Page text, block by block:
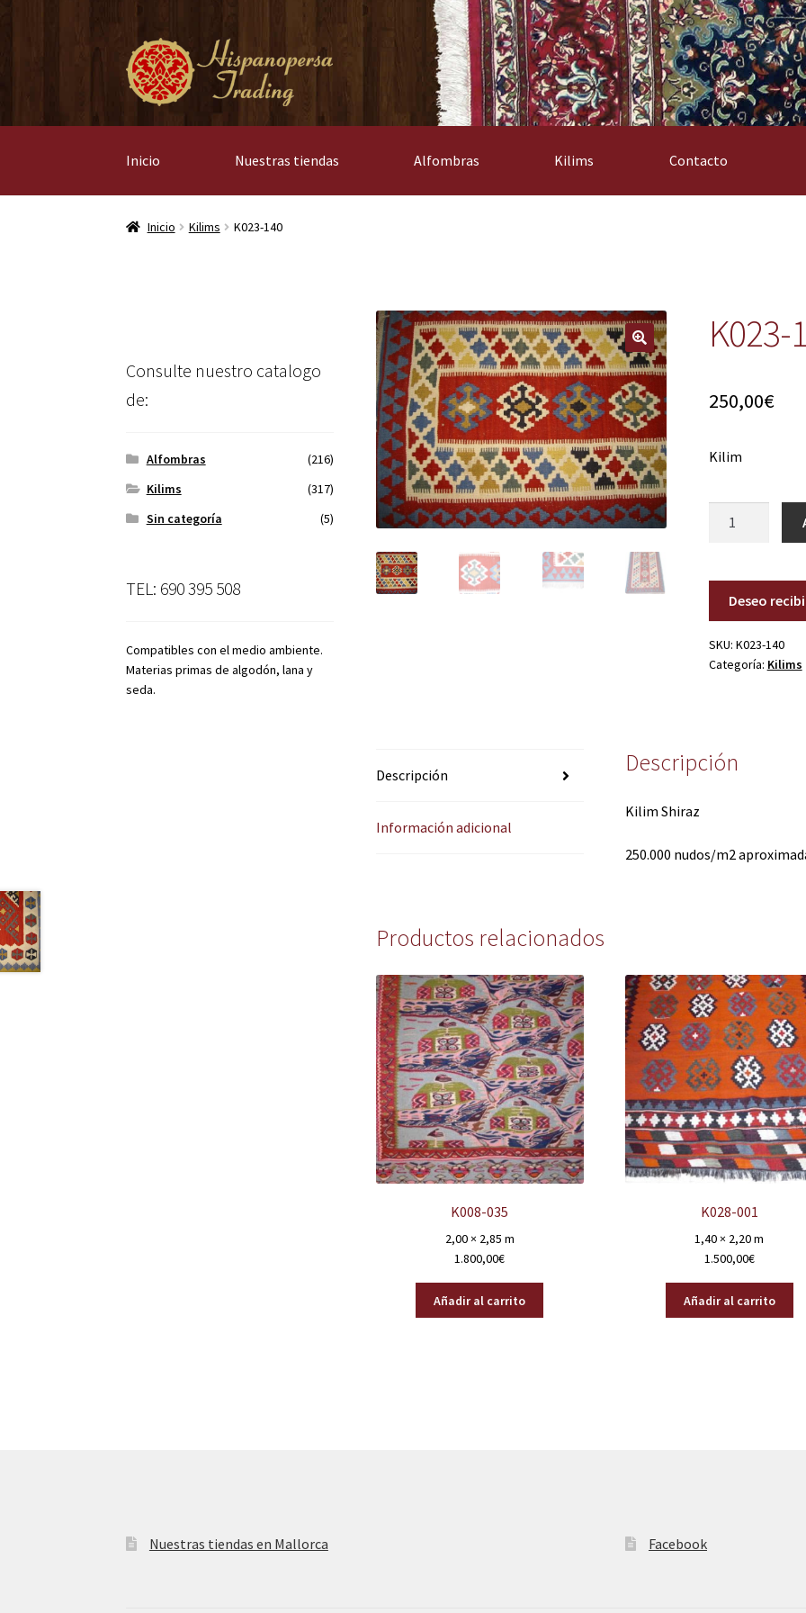
Ir
a
la
Ir
al
contenido
Inicio Nuestras tiendas Alfombras Kilims Contacto
Inicio Kilims K023-140
K023-
250,00€
Kilim
Deseo
SKU: K023-140
Categoría: Kilims
Descripción
Información adicional
Descripción
Kilim Shiraz
250.000 nudos/m2
Productos relacionados
K008-035
2,00 × 2,85 m
1.800,00€
Añadir al carrito
K028-001
1,40 × 2,20 m
1.500,00€
Añadir al carrito
Consulte nuestro catalogo
de:
Alfombras
(216)
Kilims
(317)
Sin categoría
(5)
TEL: 690 395 508
Compatibles con el medio ambiente.
Materias primas de algodón, lana y
seda.
Nuestras tiendas en Mallorca Facebook